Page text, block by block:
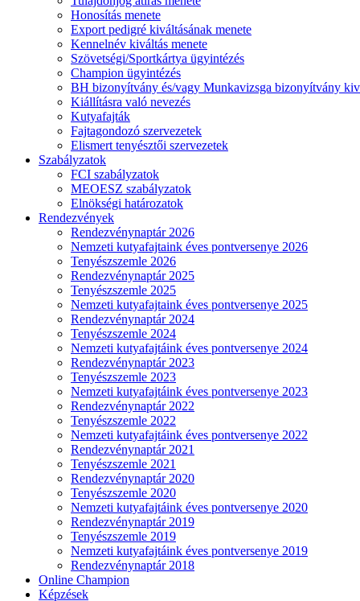
Honosítás menete
Export pedigré kiváltásának menete
Kennelnév kiváltás menete
Szövetségi/Sportkártya ügyintézés
Champion ügyintézés
BH bizonyítvány és/vagy Munkavizsga bizonyítvány
Kiállításra való nevezés
Kutyafajták
Fajtagondozó szervezetek
Elismert tenyésztői szervezetek
Szabályzatok
FCI szabályzatok
MEOESZ szabályzatok
Elnökségi határozatok
Rendezvények
Rendezvénynaptár 2026
Nemzeti kutyafajtaink éves pontversenye 2026
Tenyészszemle 2026
Rendezvénynaptár 2025
Tenyészszemle 2025
Nemzeti kutyafajtaink éves pontversenye 2025
Rendezvénynaptár 2024
Tenyészszemle 2024
Nemzeti kutyafajtáink éves pontversenye 2024
Rendezvénynaptár 2023
Tenyészszemle 2023
Nemzeti kutyafajtáink éves pontversenye 2023
Rendezvénynaptár 2022
Tenyészszemle 2022
Nemzeti kutyafajtáink éves pontversenye 2022
Rendezvénynaptár 2021
Tenyészszemle 2021
Rendezvénynaptár 2020
Tenyészszemle 2020
Nemzeti kutyafajtáink éves pontversenye 2020
Rendezvénynaptár 2019
Tenyészszemle 2019
Nemzeti kutyafajtáink éves pontversenye 2019
Rendezvénynaptár 2018
Online Champion
Képzések